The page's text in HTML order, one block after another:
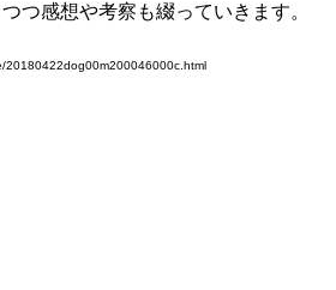
つ感想や考察も綴っていきます。
20180422dog00m200046000c.html